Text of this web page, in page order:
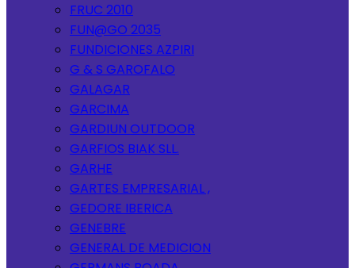
FRUC 2010
FUN@GO 2035
FUNDICIONES AZPIRI
G & S GAROFALO
GALAGAR
GARCIMA
GARDIUN OUTDOOR
GARFIOS BIAK SLL.
GARHE
GARTES EMPRESARIAL ,
GEDORE IBERICA
GENEBRE
GENERAL DE MEDICION